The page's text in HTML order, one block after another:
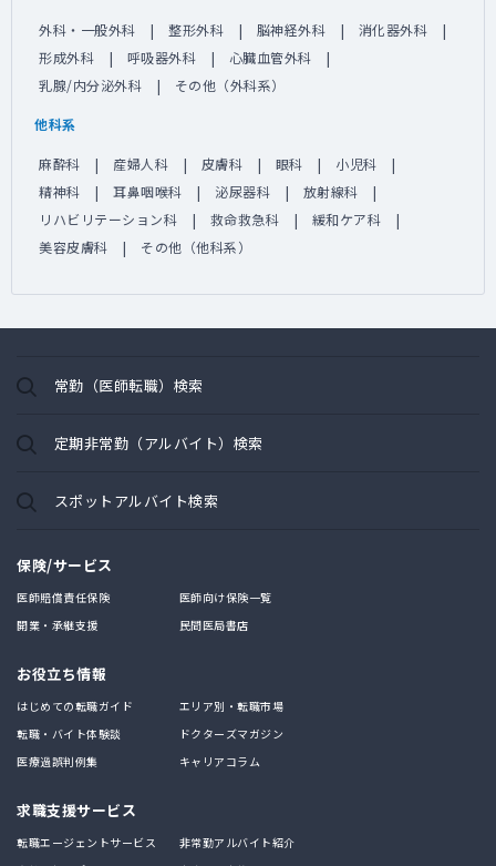
外科・一般外科 整形外科 脳神経外科
消化器外科
形成外科
呼吸器外科
心臓血管外科
乳腺/内分泌外科
その他（外科系）
他科系
麻酔科 産婦人科 皮膚科 眼科
小児科
精神科
耳鼻咽喉科 泌尿器科
放射線科
リハビリテーション科
救命救急科
緩和ケア科
美容皮膚科
その他（他科系）
常勤（医師転職）検索
定期非常勤（アルバイト）検索
スポットアルバイト検索
保険/サービス
医師賠償責任保険
医師向け保険一覧
開業・承継支援
民間医局書店
お役立ち情報
はじめての転職ガイド
エリア別・転職市場
転職・バイト体験談
ドクターズマガジン
医療過誤判例集
キャリアコラム
求職支援サービス
転職エージェントサービス
非常勤アルバイト紹介